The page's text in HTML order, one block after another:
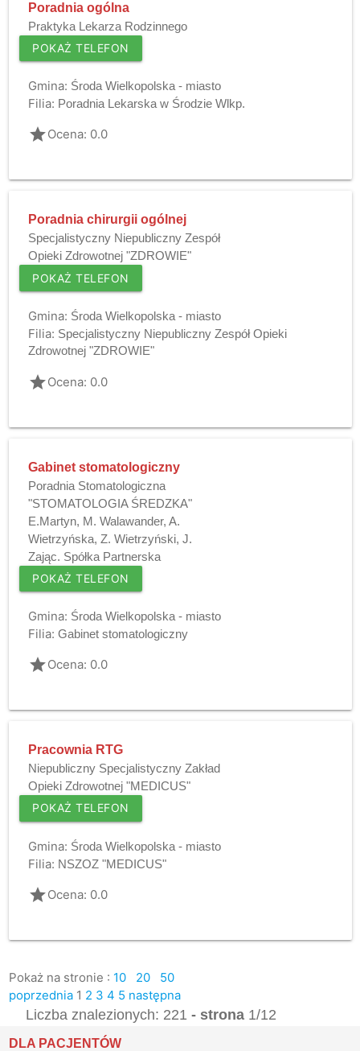
Poradnia ogólna
Praktyka Lekarza Rodzinnego
POKAŻ TELEFON
Gmina: Środa Wielkopolska - miasto
Filia: Poradnia Lekarska w Środzie Wlkp.
gradeOcena: 0.0
Poradnia chirurgii ogólnej
Specjalistyczny Niepubliczny Zespół
Opieki Zdrowotnej "ZDROWIE"
POKAŻ TELEFON
Gmina: Środa Wielkopolska - miasto
Filia: Specjalistyczny Niepubliczny Zespół Opieki
Zdrowotnej "ZDROWIE"
gradeOcena: 0.0
Gabinet stomatologiczny
Poradnia Stomatologiczna
"STOMATOLOGIA ŚREDZKA"
E.Martyn, M. Walawander, A.
Wietrzyńska, Z. Wietrzyński, J.
Zając. Spółka Partnerska
POKAŻ TELEFON
Gmina: Środa Wielkopolska - miasto
Filia: Gabinet stomatologiczny
gradeOcena: 0.0
Pracownia RTG
Niepubliczny Specjalistyczny Zakład
Opieki Zdrowotnej "MEDICUS"
POKAŻ TELEFON
Gmina: Środa Wielkopolska - miasto
Filia: NSZOZ "MEDICUS"
gradeOcena: 0.0
Pokaż na stronie : 10 20
50
poprzednia 1 2 3 4 5 następna
Liczba znalezionych: 221 - strona 1/12
DLA PACJENTÓW